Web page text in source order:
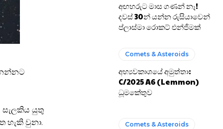
සැලකිය යුතු
හැකි වුනා.
අඟහරුට මාස ගණන් නෑ!
දවස් 30න් යන්න රුසියාවෙන්
ප්ලාස්මා රොකට් එන්ජිමක්
Comets & Asteroids
අභ්‍යවකාශයේ අමුත්තා:
C/2025 A6 (Lemmon)
ධූමකේතුව
Comets & Asteroids